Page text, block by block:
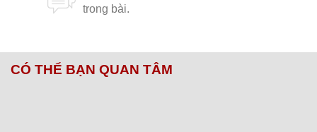
CÓ THỂ BẠN QUAN TÂM